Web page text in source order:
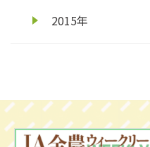
2015年